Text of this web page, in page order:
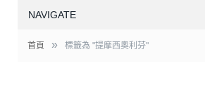
NAVIGATE
首頁 » 標籤為 "提摩西奧利芬"